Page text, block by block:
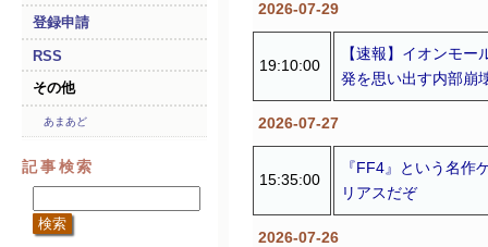
登録申請
RSS
その他
あまあど
記事検索
2026-07-29
19:10:00
【速報】イオンモ
発を思い出す内部崩
2026-07-27
15:35:00
『FF4』という名作
リアスだぞ
2026-07-26